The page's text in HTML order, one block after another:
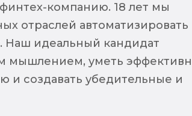
компанию. 18 лет мы
отраслей автоматизировать
Наш идеальный кандидат
мышлением, уметь
и создавать убедительные и